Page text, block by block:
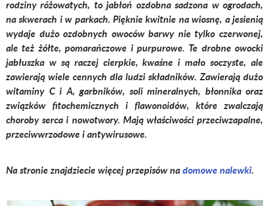
rodziny różowatych, to jabłoń ozdobna sadzona w ogrodach,
na skwerach i w parkach. Pięknie kwitnie na wiosnę, a jesienią
wydaje dużo ozdobnych owoców barwy nie tylko czerwonej,
ale też żółte, pomarańczowe i purpurowe. Te drobne owocki
jabłuszka w są raczej cierpkie, kwaśne i mało soczyste, ale
zawierają wiele cennych dla ludzi składników. Zawierają dużo
witaminy C i A, garbników, soli mineralnych, błonnika oraz
związków fitochemicznych i flawonoidów, które zwalczają
choroby serca i nowotwory. Mają właściwości przeciwzapalne,
przeciwwrzodowe i antywirusowe.
Na stronie znajdziecie więcej przepisów nadomowe nalewki.